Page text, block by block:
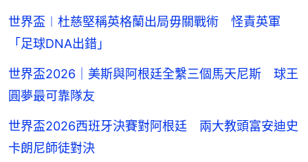
世界盃︱杜慈堅稱英格蘭出局毋關戰術 怪責英軍
「足球DNA出錯」
世界盃2026｜美斯與阿根廷全繫三個馬天尼斯 球王
圓夢最可靠隊友
世界盃2026西班牙決賽對阿根廷 兩大教頭富安迪史
卡朗尼師徒對決